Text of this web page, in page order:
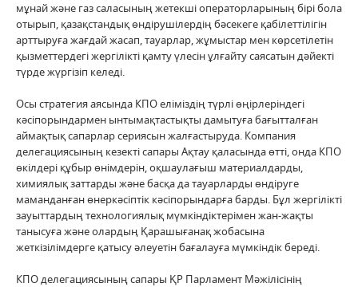
мұнай және газ саласының жетекші операторларының бірі бола
отырып, қазақстандық өндірушілердің бәсекеге қабілеттілігін
арттыруға жағдай жасап, тауарлар, жұмыстар мен көрсетілетін
қызметтердегі жергілікті қамту үлесін ұлғайту саясатын дәйекті
түрде жүргізіп келеді.
Осы стратегия аясында КПО еліміздің түрлі өңірлеріндегі
кәсіпорындармен ынтымақтастықты дамытуға бағытталған
аймақтық сапарлар сериясын жалғастыруда. Компания
делегациясының кезекті сапары Ақтау қаласында өтті, онда КПО
өкілдері құбыр өнімдерін, оқшаулағыш материалдарды,
химиялық заттарды және басқа да тауарларды өндіруге
маманданған өнеркәсіптік кәсіпорындарға барды. Бұл жергілікті
зауыттардың технологиялық мүмкіндіктерімен жан-жақты
танысуға және олардың Қарашығанақ жобасына
жеткізілімдерге қатысу әлеуетін бағалауға мүмкіндік береді.
КПО делегациясының сапары ҚР Парламент Мәжілісінің